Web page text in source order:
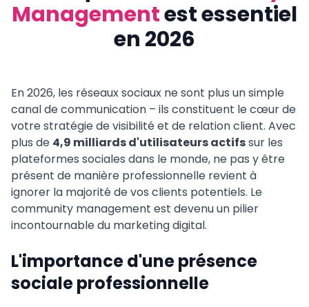
Managementest essentiel
en 2026
En 2026, les réseaux sociaux ne sont plus un simple
canal de communication – ils constituent le cœur de
votre stratégie de visibilité et de relation client. Avec
plus de 4,9 milliards d'utilisateurs actifssur les
plateformes sociales dans le monde, ne pas y être
présent de manière professionnelle revient à
ignorer la majorité de vos clients potentiels. Le
community management est devenu un pilier
incontournable du marketing digital.
L'importance d'une présence
sociale professionnelle